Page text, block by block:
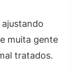
muita gente
tratados.